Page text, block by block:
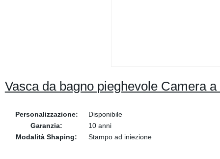
Vasca da bagno pieghevole Camera
Personalizzazione:
Disponibile
Garanzia:
10 anni
Modalità Shaping:
Stampo ad iniezione